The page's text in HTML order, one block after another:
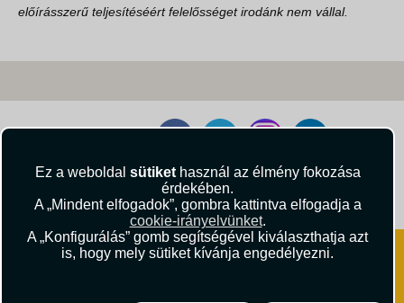
Ez a weboldal sütikethasznál az élmény fokozása
érdekében.
A „Mindent elfogadok”, gombra kattintva elfogadja a
cookie-irányelvünket.
A „Konfigurálás” gomb segítségével kiválaszthatja azt
is, hogy mely sütiket kívánja engedélyezni.
előírásszerű teljesítéséért felelősséget irodánk nem vállal.